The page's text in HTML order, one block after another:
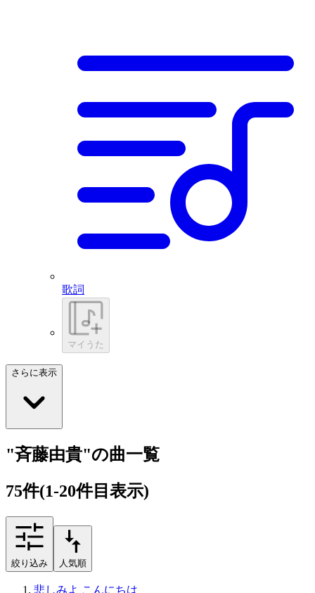
歌詞
マイうた
さらに表示
"斉藤由貴"の曲一覧
75件(1-20件目表示)
絞り込み 人気順
悲しみよ こんにちは